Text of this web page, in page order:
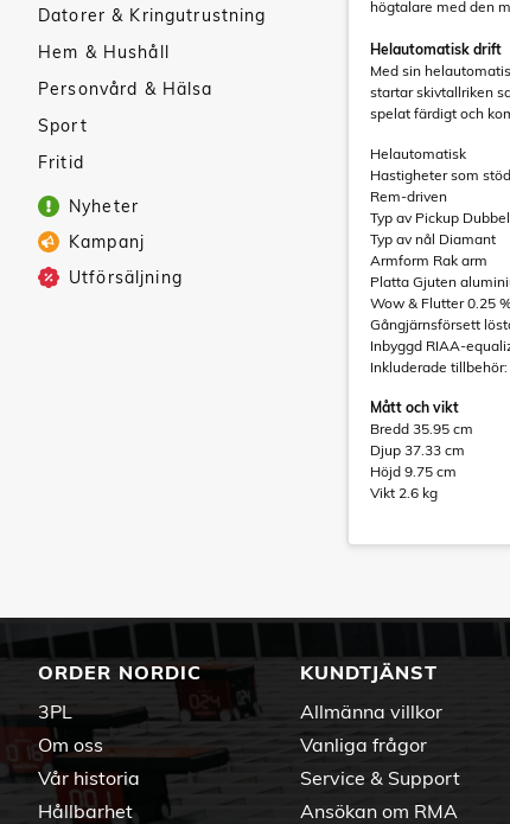
Datorer & Kringutrustning
Hem & Hushåll
Personvård & Hälsa
Sport
Fritid
Nyheter
Kampanj
Utförsäljning
högtalare med den
Helautomatisk drift
Med sin
startar skivtallriken
spelat färdigt och
Helautomatisk
Hastigheter som
Rem-driven
Typ av Pickup
Typ av nål Diamant
Armform Rak arm
Platta Gjuten
Wow & Flutter 0.25
Gångjärnsförsett
Inbyggd RIAA-
Inkluderade
Mått och vikt
Bredd 35.95 cm
Djup 37.33 cm
Höjd 9.75 cm
Vikt 2.6 kg
ORDER NORDIC
3PL
Om oss
Vår historia
Hållbarhet
KUNDTJÄNST
Allmänna villkor
Vanliga frågor
Service & Support
Ansökan om RMA